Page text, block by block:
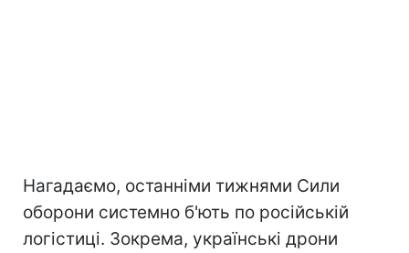
Нагадаємо, останніми тижнями Сили
оборони системно б'ють по російській
логістиці. Зокрема, українські дрони